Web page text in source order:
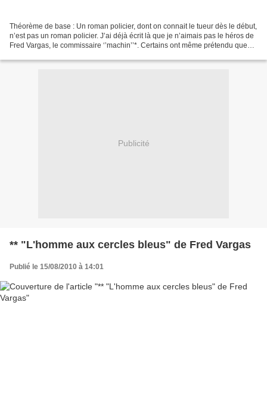
Théorème de base : Un roman policier, dont on connait le tueur dès le début,
n’est pas un roman policier. J’ai déjà écrit là que je n’aimais pas le héros de
Fred Vargas, le commissaire ‘’machin’’*. Certains ont même prétendu que
Publicité
** "L'homme aux cercles bleus" de Fred Vargas
Publié le 15/08/2010 à 14:01